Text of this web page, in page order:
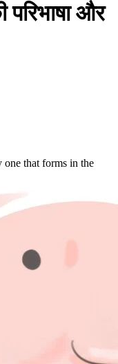
और
one that forms in the